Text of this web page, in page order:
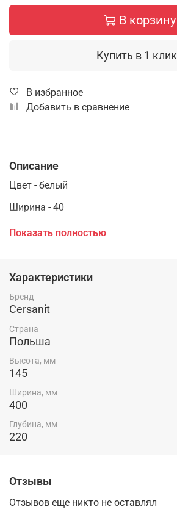
В корзину
Купить в 1 клик
В избранное
Добавить в сравнение
Описание
Цвет - белый
Ширина - 40
Глубина - 22
Материал - фарфор/керамика
Гарантия - 10 лет
Показать полностью
Характеристики
Бренд
Cersanit
Страна
Польша
Высота, мм
145
Ширина, мм
400
Глубина, мм
220
Отзывы
Отзывов еще никто не оставлял